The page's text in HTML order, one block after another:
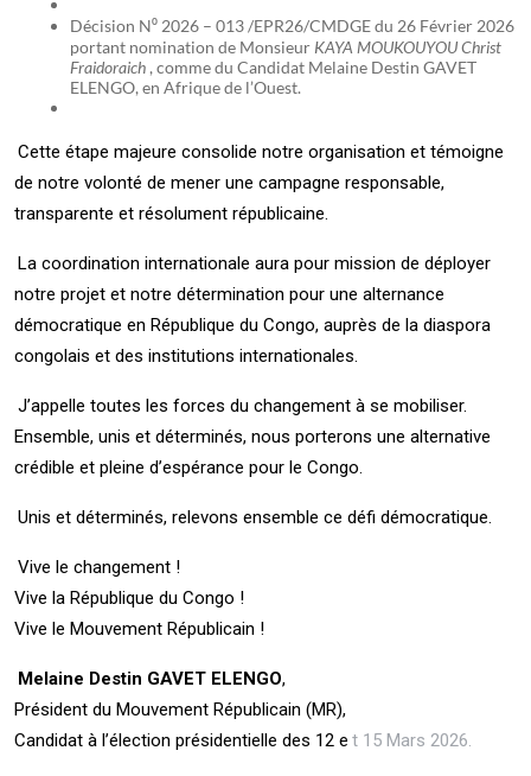
Décision N⁰ 2026 – 013 /EPR26/CMDGE du 26 Février 2026
portant nomination de Monsieur KAYA MOUKOUYOU Christ
Fraidoraich , comme du Candidat Melaine Destin GAVET
ELENGO, en Afrique de l’Ouest.
Cette étape majeure consolide notre organisation et témoigne
de notre volonté de mener une campagne responsable,
transparente et résolument républicaine.
La coordination internationale aura pour mission de déployer
notre projet et notre détermination pour une alternance
démocratique en République du Congo, auprès de la diaspora
congolais et des institutions internationales.
J’appelle toutes les forces du changement à se mobiliser.
Ensemble, unis et déterminés, nous porterons une alternative
crédible et pleine d’espérance pour le Congo.
Unis et déterminés, relevons ensemble ce défi démocratique.
Vive le changement !
Vive la République du Congo !
Vive le Mouvement Républicain !
Melaine Destin GAVET ELENGO,
Président du Mouvement Républicain (MR),
Candidat à l’élection présidentielle des 12 e t 15 Mars 2026.